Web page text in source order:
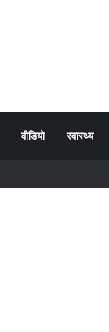
वीडियो स्वास्थ्य